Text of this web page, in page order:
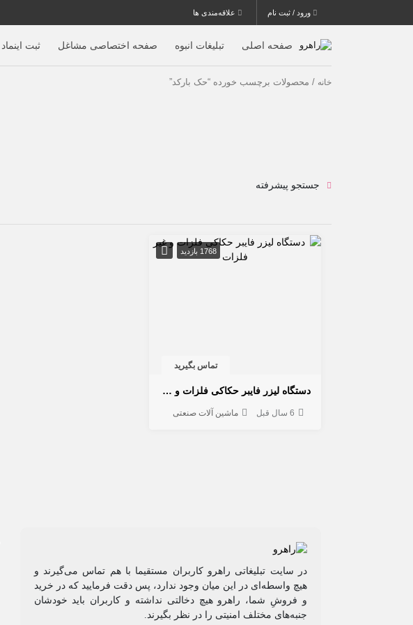
ورود / ثبت نام علاقه‌مندی ها
صفحه اصلی تبلیغات انبوه صفحه اختصاصی مشاغل ثبت اینماد
خانه / محصولات برچسب خورده “حک بارکد”
جستجو پیشرفته
1768 بازدید
تماس بگیرید
دستگاه لیزر فایبر حکاکی فلزات و غیر فلزات
6 سال قبل ماشین آلات صنعتی
در سایت تبلیغاتی راهرو کاربران مستقیما با هم تماس می‌گیرند و
هیچ واسطه‌ای در این میان وجود ندارد، پس دقت فرمایید که در خرید
و فروشِ شما، راهرو هیچ دخالتی نداشته و کاربران باید خودشان
جنبه‌های مختلف امنیتی را در نظر بگیرند.